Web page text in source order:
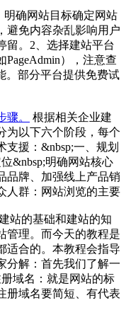
明确网站目标‌确定网站
避免内容杂乱影响用户
留。2、‌选择建站平台‌
），注意查
。部分平台提供免费试
。
根据相关企业建
为以下六个阶段，每个
援：&nbsp;一、规划
‌&nbsp;明确网站核心
品牌、加强线上产品销
人群：网站浏览的主要
站的基础和建站的知
管理。而今天的教程是
适合的。本教程会指导
分解：首先我们了解一
域名：就是网站的标
册域名要简短、有代表